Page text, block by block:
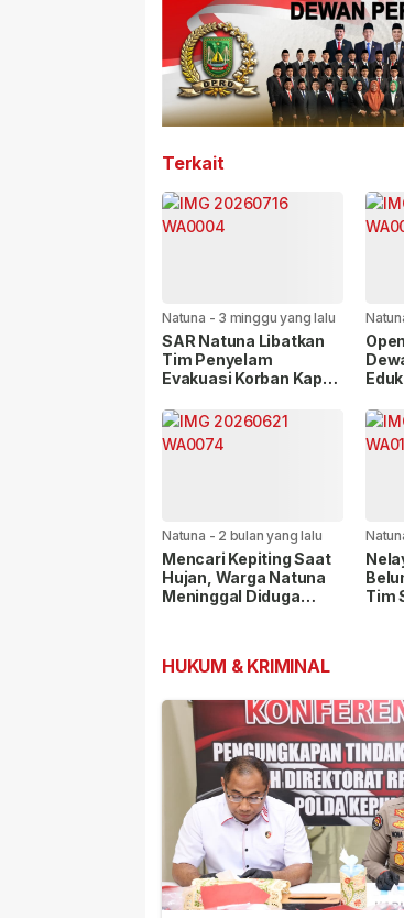
Terkait
Natuna - 3 minggu yang lalu
SAR Natuna Libatkan
Tim Penyelam
Evakuasi Korban Kapal
Laut
Natuna - 2 bulan yang lalu
Mencari Kepiting Saat
Hujan, Warga Natuna
Meninggal Diduga
Tim
HUKUM & KRIMINAL